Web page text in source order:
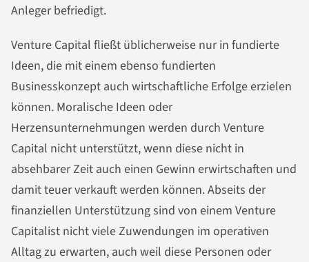
Anleger befriedigt.
Venture Capital fließt üblicherweise nur in fundierte
Ideen, die mit einem ebenso fundierten
Businesskonzept auch wirtschaftliche Erfolge erzielen
können. Moralische Ideen oder
Herzensunternehmungen werden durch Venture
Capital nicht unterstützt, wenn diese nicht in
absehbarer Zeit auch einen Gewinn erwirtschaften und
damit teuer verkauft werden können. Abseits der
finanziellen Unterstützung sind von einem Venture
Capitalist nicht viele Zuwendungen im operativen
Alltag zu erwarten, auch weil diese Personen oder